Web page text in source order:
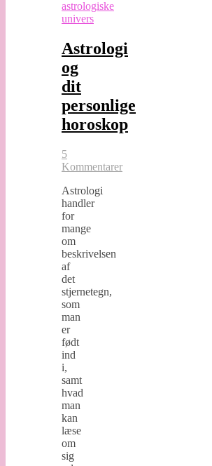
astrologiske
univers
Astrologi
og
dit
personlige
horoskop
5
Kommentarer
Astrologi
handler
for
mange
om
beskrivelsen
af
det
stjernetegn,
som
man
er
født
ind
i,
samt
hvad
man
kan
læse
om
sig